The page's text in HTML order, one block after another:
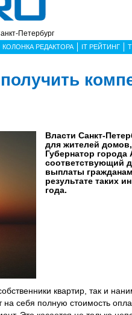
Петербург
КОЛОНКА РЕДАКТОРА IT РЕЙТИНГ
Власти Санкт-
для жителей
Губернатор города
соответствующий
выплаты
результате таких
года.
квартир, так и
себя полную стоимость